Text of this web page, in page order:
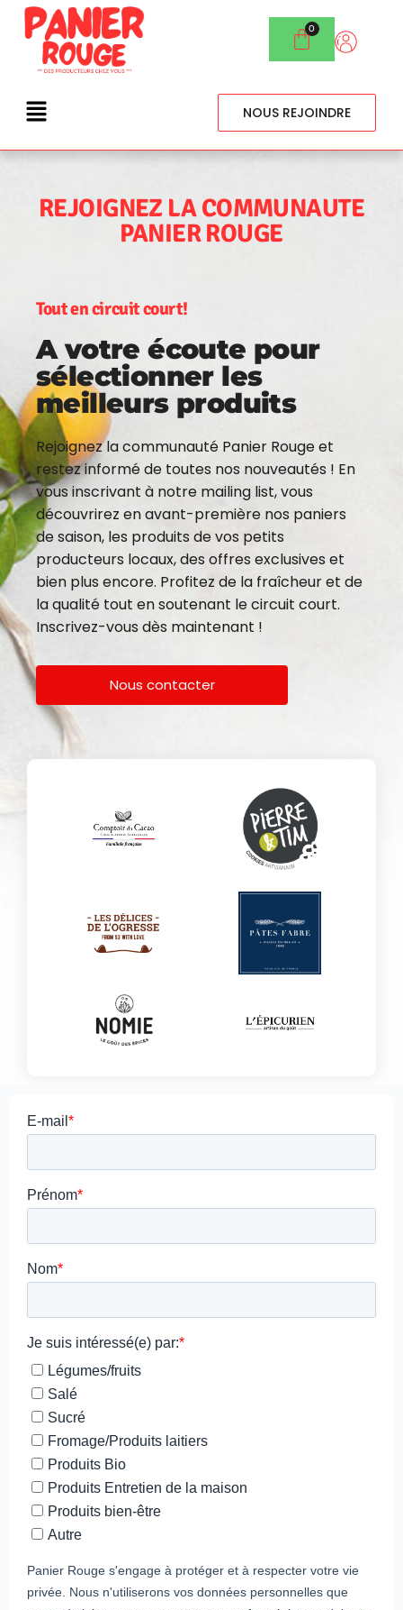
NOUS REJOINDRE
REJOIGNEZ LA COMMUNAUTE
PANIER ROUGE
Tout en circuit court!
A votre écoute pour
sélectionner les
meilleurs produits
Rejoignez la communauté Panier Rouge et
restez informé de toutes nos nouveautés ! En
vous inscrivant à notre mailing list, vous
découvrirez en avant-première nos paniers
de saison, les produits de vos petits
producteurs locaux, des offres exclusives et
bien plus encore. Profitez de la fraîcheur et de
la qualité tout en soutenant le circuit court.
Inscrivez-vous dès maintenant !
Nous contacter